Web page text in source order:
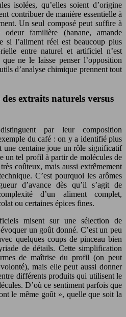
isolées, qu’elles soient d’origine
contribuer de manière essentielle à
Un seul composé peut suffire à
odeur familière (banane, amande
si l’aliment réel est beaucoup plus
entre naturel et artificiel n’est
ne le laisse penser l’opposition
d’analyse chimique prennent tout
extraits naturels versus
par leur composition
du café : on y a identifié plus
une centaine joue un rôle significatif
un tel profil à partir de molécules de
coûteux, mais aussi extrêmement
C’est pourquoi les arômes
d’avance dès qu’il s’agit de
d’un aliment complet,
ou certaines épices fines.
misent sur une sélection de
un goût donné. C’est un peu
quelques coups de pinceau bien
de détails. Cette simplification
de maîtrise du profil (on peut
mais elle peut aussi donner
différents produits qui utilisent le
D’où ce sentiment parfois que
le même goût », quelle que soit la